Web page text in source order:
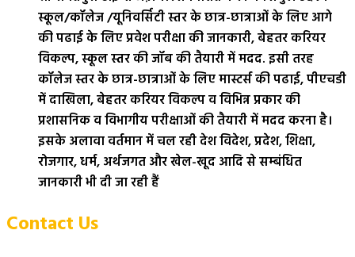
स्कूल/कॉलेज /यूनिवर्सिटी स्तर के छात्र-छात्राओं के लिए आगे
की पढाई के लिए प्रवेश परीक्षा की जानकारी, बेहतर करियर
विकल्प, स्कूल स्तर की जॉब की तैयारी में मदद. इसी तरह
कॉलेज स्तर के छात्र-छात्राओं के लिए मास्टर्स की पढाई, पीएचडी
में दाखिला, बेहतर करियर विकल्प व विभिन्न प्रकार की
प्रशासनिक व विभागीय परीक्षाओं की तैयारी में मदद करना है।
इसके अलावा वर्तमान में चल रही देश विदेश, प्रदेश, शिक्षा,
रोजगार, धर्म, अर्थजगत और खेल-खूद आदि से सम्बंधित
जानकारी भी दी जा रही हैं
Contact Us